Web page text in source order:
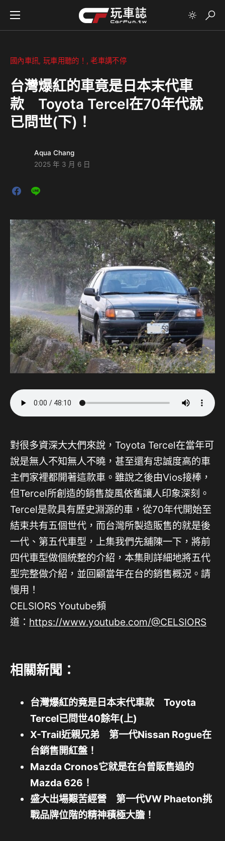
國內車訊 玩車用聽的！ 老車講不停
台灣爆紅的車竟是日本末代車
款 Toyota Tercel在70年代就
已問世(下)！
Aqua Chang
2025 年 3 月 6 日
對很多資深大大們來說，Toyota Tercel在當年可
說是無人不知無人不曉，甚至還有忠誠度高的車
主們家裡都開著這款車。雖說之後由Vios接棒，
但Tercel所創造的銷售旋風依舊讓人印象深刻。
Tercel是款具有歷史淵源的車，從70年代開始至
結束共有五個世代，而台灣所製造販售的就是後
一代、第五代車型，上集我們先舖陳一下，將前
四代車型做個統整的介紹，本集則詳細地將五代
型完整做介紹，並回顧當年在台的銷售概況。請
慢用！
CELSIORS Youtube頻
道： ⁠https://www.youtube.com/@CELSIORS
相關新聞：
台灣爆紅的竟是日本末代車款 Toyota
Tercel已問世40餘年(上)
X-Trail近親兄弟 第一代Nissan Rogue在
台銷售開紅盤！
Mazda Cronos它就是在台曾販售過的
Mazda 626！
盛大出場艱苦經營 第一代VW Phaeton挑
戰品牌位階的精神積極大膽！